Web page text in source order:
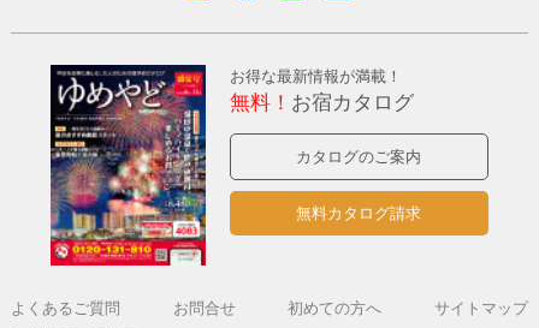
お得な最新情報が満載！
無料！ お宿カタログ
カタログのご案内
無料カタログ請求
よくあるご質問 お問合せ 初めての方へ
サイトマップ